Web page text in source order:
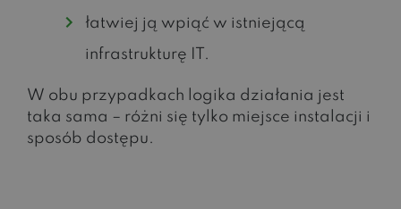
łatwiej ją wpiąć w istniejącą
infrastrukturę IT.
W obu przypadkach logika działania jest
taka sama – różni się tylko miejsce instalacji i
sposób dostępu.